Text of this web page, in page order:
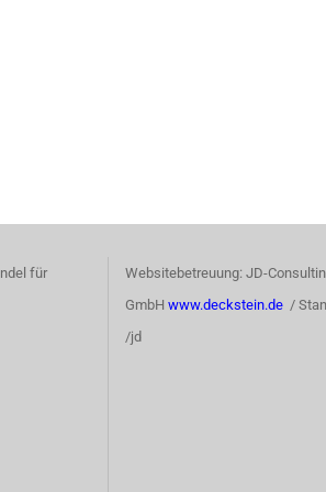
für
Websitebetreuung: JD-
GmbH www.deckstein.de /
/jd